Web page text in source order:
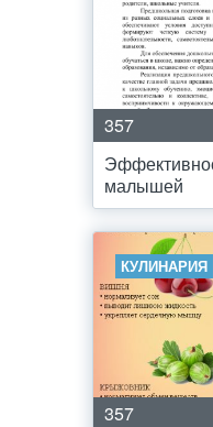
357
малышей
КУЛИНАРИЯ
357